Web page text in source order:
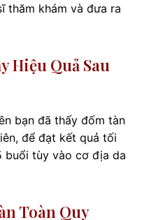
thăm khám và đưa ra
Hiệu Quả Sau
bạn đã thấy đốm tàn
để đạt kết quả tối
buổi tùy vào cơ địa da
Toàn Quy